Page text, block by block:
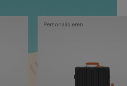
Personalisieren